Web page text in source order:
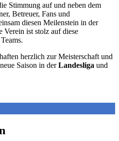
Stimmung auf und neben dem
Betreuer, Fans und
diesen Meilenstein in der
Verein ist stolz auf diese
herzlich zur Meisterschaft und
Saison in derLandesliga und